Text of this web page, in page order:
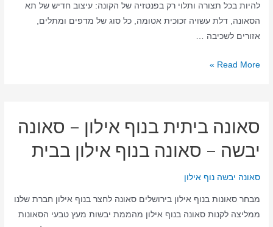
להיות בכל תצורה ותלוי רק בפנטזיה של הקונה: עיצוב חדיש של תא
הסאונה, דלת עשויה זכוכית אטומה, כל סוג של מדפים ומתלים,
אזורים לשכיבה …
סאונה
–
יבשה
בעין
המפרץ
Read More »
סאונה ביתית בנוף אילון – סאונה
יבשה – סאונה בנוף אילון בבית
סאונה יבשה נוף אילון
מבחר סאונות בנוף אילון בירושלים סאונה לחצר בנוף אילון חברת שלנו
ממליצה לקנות סאונה בנוף אילון מהממת יבשות מעץ טבעי הסאונות